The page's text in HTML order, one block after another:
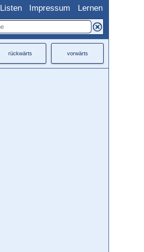
Listen Impressum Lernen
rückwärts vorwärts